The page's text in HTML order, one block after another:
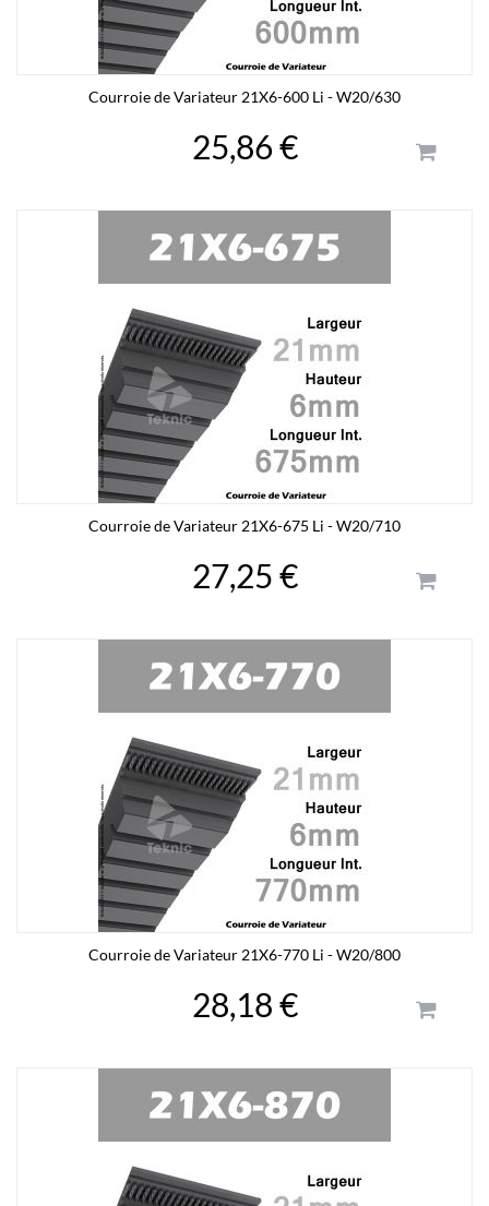
Courroie de Variateur 21X6-600 Li - W20/630
25,86 €
Courroie de Variateur 21X6-675 Li - W20/710
27,25 €
Courroie de Variateur 21X6-770 Li - W20/800
28,18 €